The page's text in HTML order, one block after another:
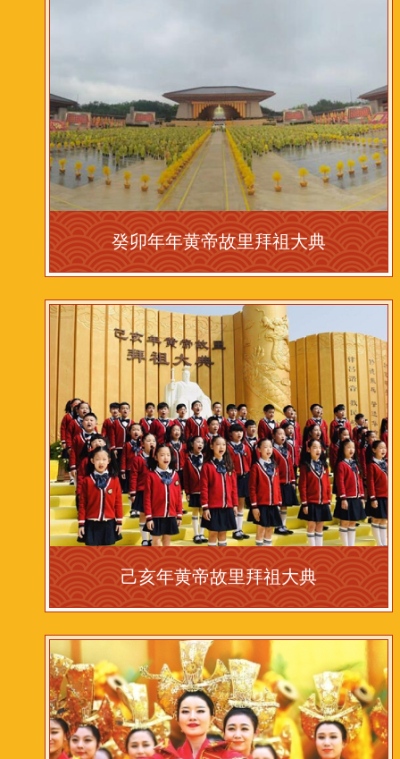
癸卯年年黄帝故里拜祖大典
己亥年黄帝故里拜祖大典